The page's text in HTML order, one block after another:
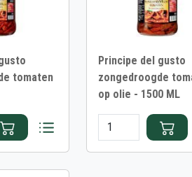
tomaten
Principe del gusto
zongedroogde
op olie - 1500 ML